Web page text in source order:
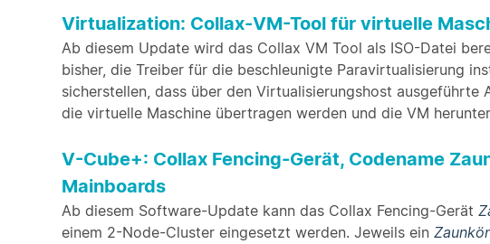
Virtualization: Collax-VM-Tool für virtuelle
Ab diesem Update wird das Collax VM Tool als ISO-Datei
bisher, die Treiber für die beschleunigte Paravirtualisierung
sicherstellen, dass über den Virtualisierungshost ausgeführte
die virtuelle Maschine übertragen werden und die VM
V-Cube+: Collax Fencing-Gerät, Codename
Mainboards
Ab diesem Software-Update kann das Collax Fencing-Gerät
einem 2-Node-Cluster eingesetzt werden. Jeweils ein